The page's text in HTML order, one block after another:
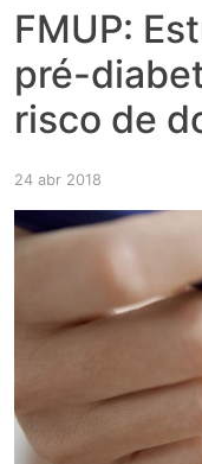
FMUP:
pré-
risco de
24 abr 2018